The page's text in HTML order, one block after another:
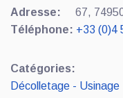
Adresse:
67,
Téléphone: +33 (0)4
Catégories:
Décolletage - Usinage